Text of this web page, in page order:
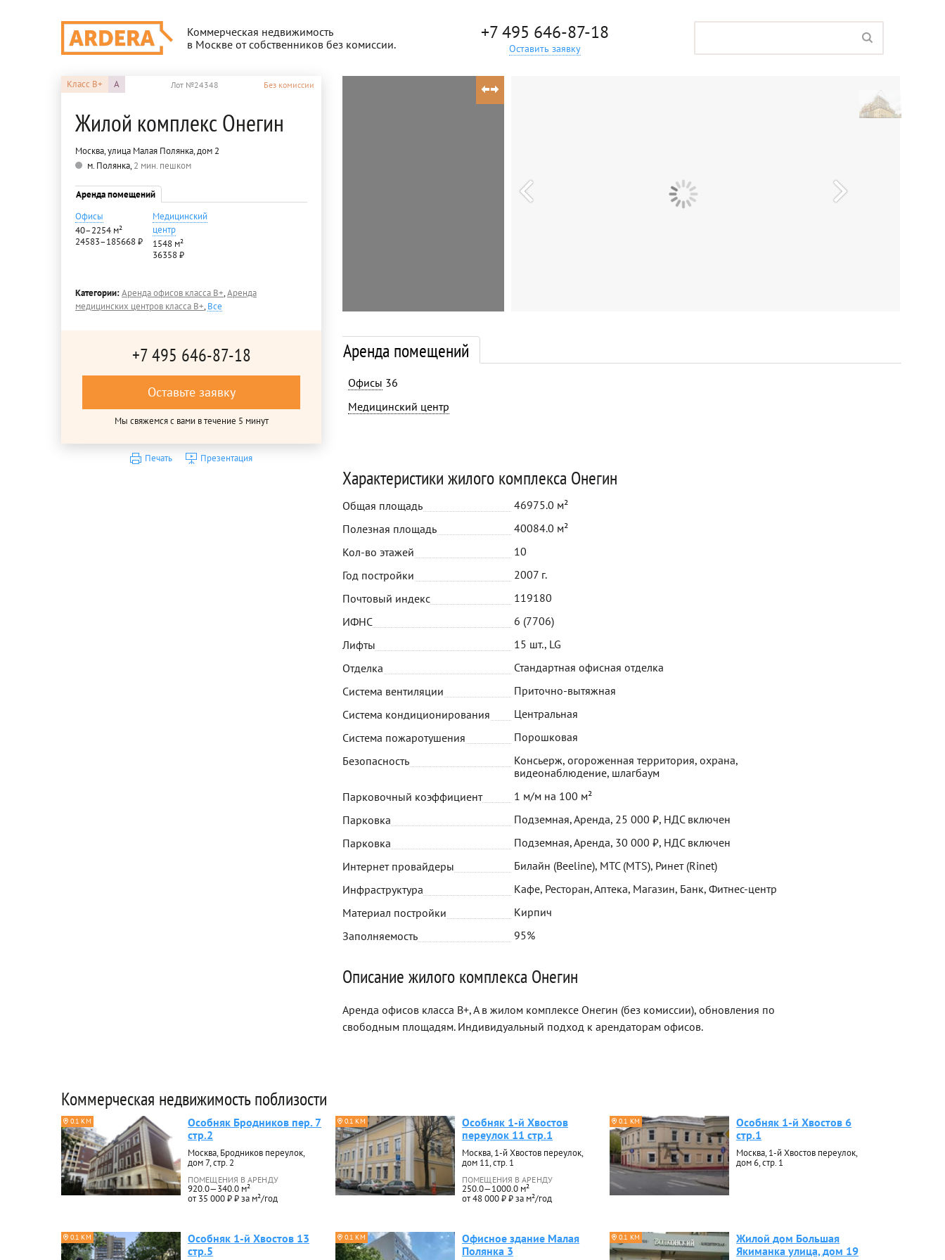
Коммерческая недвижимость
в Москве от собственников без комиссии.
+7 495 646-87-18
Оставить заявку
Класс B+ A Лот №24348 Без комиссии
Жилой комплекс Онегин
Москва, улица Малая Полянка, дом 2
м. Полянка,2 мин. пешком
Аренда помещений
Офисы
40–2254 м²
24583–185668 ₽
Медицинский
центр
1548 м²
36358 ₽
Категории:Аренда офисов класса B+,Аренда
медицинских центров класса B+,Все
+7 495 646-87-18
Оставьте заявку
Мы свяжемся с вами в течение 5 минут
Печать Презентация
Аренда помещений
Офисы 36
Медицинский центр
Характеристики жилого комплекса Онегин
Общая площадь
46975.0 м²
Полезная площадь
40084.0 м²
Кол-во этажей
10
Год постройки
2007 г.
Почтовый индекс
119180
ИФНС
6 (7706)
Лифты
15 шт., LG
Отделка
Стандартная офисная отделка
Система вентиляции
Приточно-вытяжная
Система кондиционирования
Центральная
Система пожаротушения
Порошковая
Безопасность
Консьерж, огороженная территория, охрана,
видеонаблюдение, шлагбаум
Парковочный коэффициент
1 м/м на 100 м²
Парковка
Подземная, Аренда, 25 000 ₽, НДС включен
Парковка
Подземная, Аренда, 30 000 ₽, НДС включен
Интернет провайдеры
Билайн (Beeline), МТС (MTS), Ринет (Rinet)
Инфраструктура
Кафе, Ресторан, Аптека, Магазин, Банк, Фитнес-центр
Материал постройки
Кирпич
Заполняемость
95%
Описание жилого комплекса Онегин
Аренда офисов класса B+, A в жилом комплексе Онегин (без комиссии), обновления по
свободным площадям. Индивидуальный подход к арендаторам офисов.
Коммерческая недвижимость поблизости
0.1 КМ
Особняк Бродников пер. 7
стр.2
Москва, Бродников переулок,
дом 7, стр. 2
ПОМЕЩЕНИЯ В АРЕНДУ
920.0—340.0 м²
от 35 000 ₽ ₽ за м²/год
0.1 КМ
Особняк 1-й Хвостов
переулок 11 стр.1
Москва, 1-й Хвостов переулок,
дом 11, стр. 1
ПОМЕЩЕНИЯ В АРЕНДУ
250.0—1000.0 м²
от 48 000 ₽ ₽ за м²/год
0.1 КМ
Особняк 1-й Хвостов 6
стр.1
Москва, 1-й Хвостов переулок,
дом 6, стр. 1
0.1 КМ
Особняк 1-й Хвостов 13
стр.5
0.1 КМ
Офисное здание Малая
Полянка 3
0.1 КМ
Жилой дом Большая
Якиманка улица, дом 19